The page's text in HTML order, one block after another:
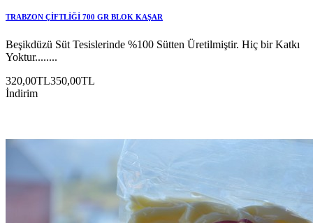
TRABZON ÇİFTLİĞİ 700 GR BLOK KAŞAR
Beşikdüzü Süt Tesislerinde %100 Sütten Üretilmiştir. Hiç bir Katkı
Yoktur........
320,00TL350,00TL
İndirim